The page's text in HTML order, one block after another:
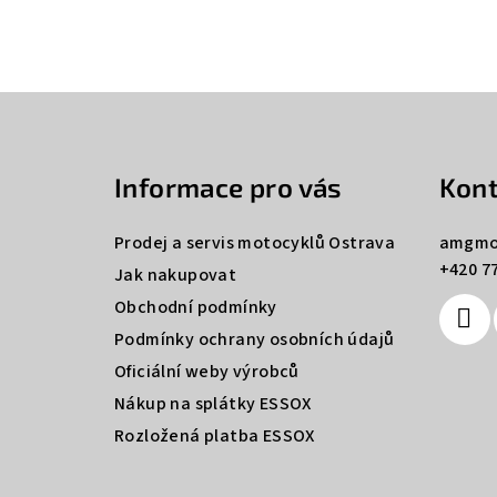
Informace pro vás
Prodej a servis motocyklů Ostrava
Jak nakupovat
Obchodní podmínky
Podmínky ochrany osobních údajů
Oficiální weby výrobců
Nákup na splátky ESSOX
Rozložená platba ESSOX
+420